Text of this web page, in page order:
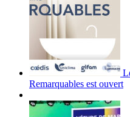
Remarquables est ouvert